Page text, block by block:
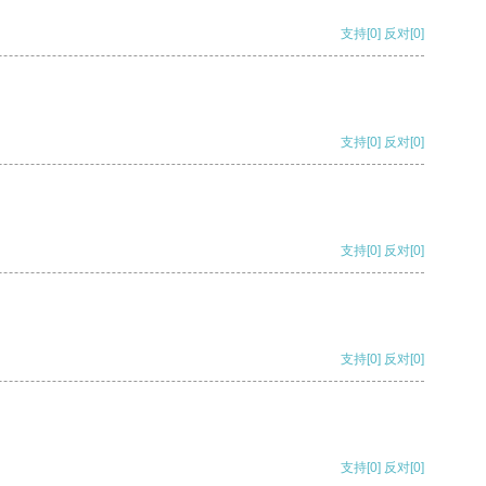
支持[0] 反对[0]
支持[0] 反对[0]
支持[0] 反对[0]
支持[0] 反对[0]
支持[0] 反对[0]